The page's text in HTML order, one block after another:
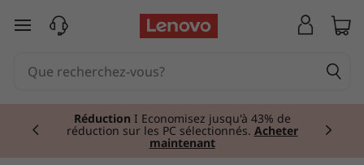
Ypasser au contenu principal
Réduction I Economisez jusqu'à 43% de
réduction sur les PC sélectionnés. Acheter
maintenant
Currently displaying item 1 of 2